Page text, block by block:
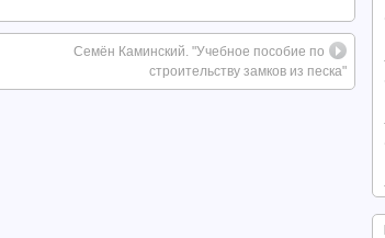
Семён Каминский. "Учебное пособие по
строительству замков из песка"